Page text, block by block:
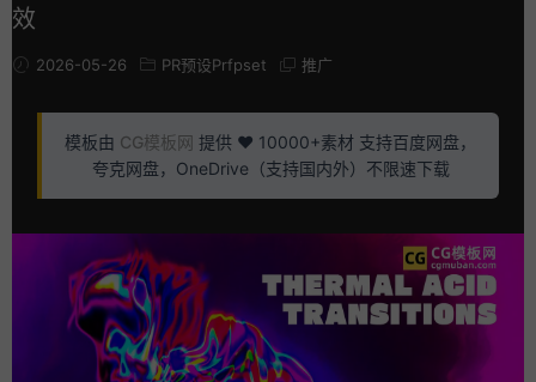
效
2026-05-26 PR预设Prfpset 推广
模板由 CG模板网 提供 ❤️ 10000+素材 支持百度网盘，
夸克网盘，OneDrive（支持国内外）不限速下载